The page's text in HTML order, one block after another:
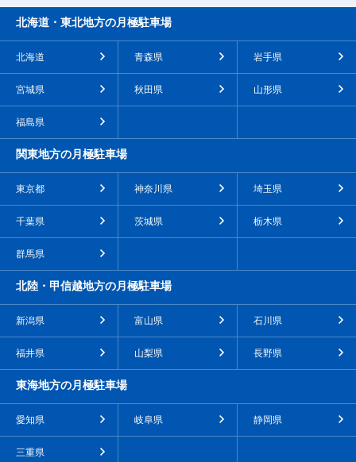
北海道・東北地方の月極駐車場
北海道 青森県 岩手県
宮城県 秋田県 山形県
福島県
関東地方の月極駐車場
東京都 神奈川県 埼玉県
千葉県 茨城県 栃木県
群馬県
北陸・甲信越地方の月極駐車場
新潟県 富山県 石川県
福井県 山梨県 長野県
東海地方の月極駐車場
愛知県 岐阜県 静岡県
三重県